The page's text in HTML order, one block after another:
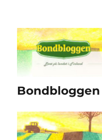
Bondbloggen